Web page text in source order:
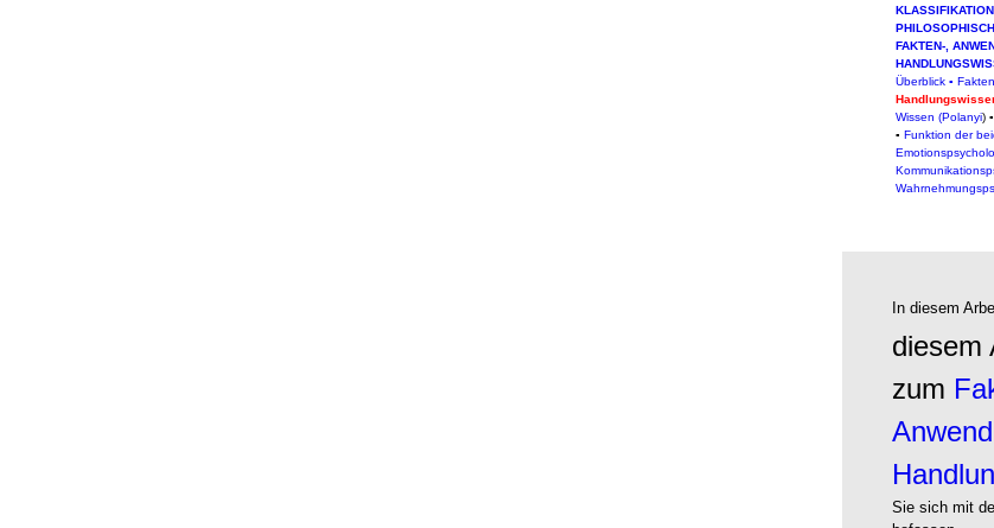
FAKTEN-,
Überblick ▪
Wissen (Polanyi)
▪ Funktion der
In diesem
diesem
zum
Sie sich mit